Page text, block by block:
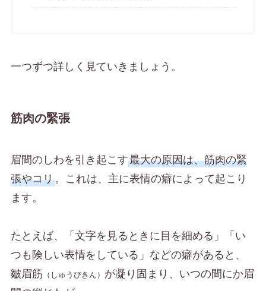
一つずつ詳しく見ていきましょう。
筋肉の緊張
眉間のしわを引き起こす最大の原因は、筋肉の緊
張やコリ。これは、主に表情の癖によって起こり
ます。
たとえば、「文字を見るときに目を細める」「い
つも険しい表情をしている」などの癖があると、
皺眉筋（しゅうびきん） が凝り固まり、いつの間にか眉